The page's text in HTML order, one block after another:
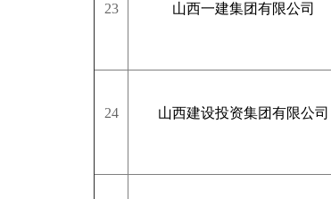
23 山西一建集团有限公司
24 山西建设投资集团有限公司